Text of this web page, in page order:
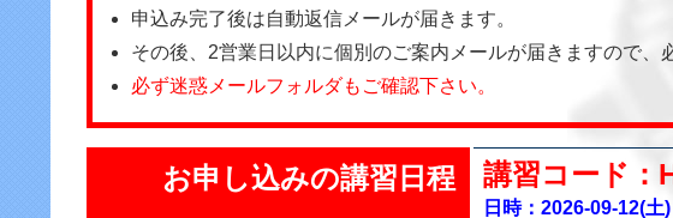
申込み完了後は自動返信メールが届きます。
その後、2営業日以内に個別のご案内メールが届きますので、
必ず迷惑メールフォルダもご確認下さい。
お申し込みの講習日程 講習コード：
日時：2026-09-12(土)